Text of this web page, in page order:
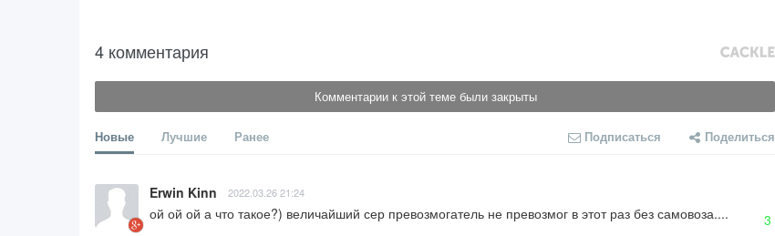
4 комментария
Комментарии к этой теме были закрыты
Новые Лучшие Ранее Подписаться Поделиться
Erwin Kinn 2022.03.26 21:24
ой ой ой а что такое?) величайший сер превозмогатель не превозмог в этот раз без самовоза.... 3